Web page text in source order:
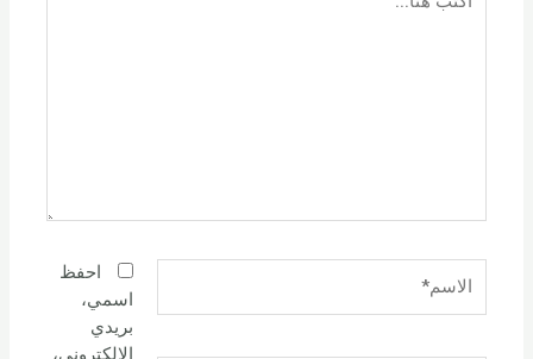
هنا...
احفظ
اسمي،
بريدي
الإلكتروني،